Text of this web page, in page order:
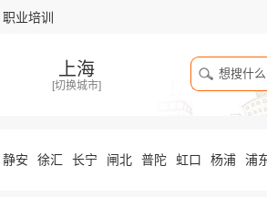
职业培训
上海
[切换城市]
静安 徐汇 长宁 闸北 普陀 虹口 杨浦 浦